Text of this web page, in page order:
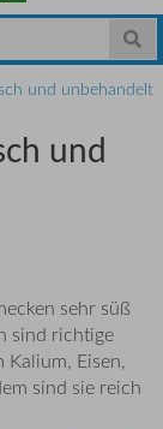
und unbehandelt
und
sehr süß
sind richtige
Eisen,
sind sie reich